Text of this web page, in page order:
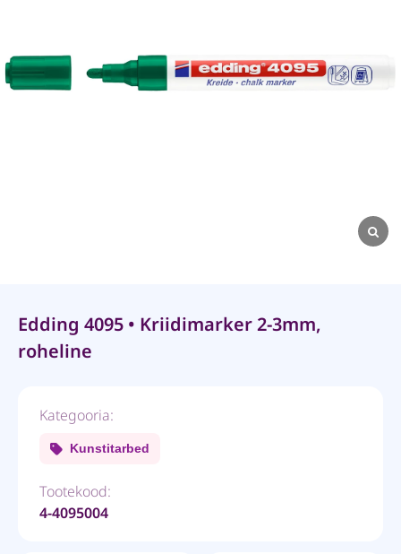
Edding 4095 • Kriidimarker 2-3mm,
roheline
Kategooria:
Kunstitarbed
Tootekood:
4-4095004